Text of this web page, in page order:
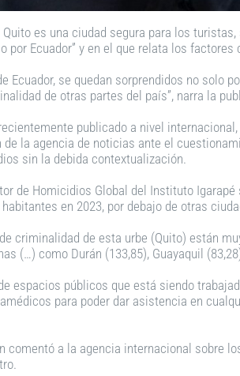
es una ciudad segura para los
por Ecuador” y en el que relata los
Ecuador, se quedan sorprendidos no
de otras partes del país”, narra la
publicado a nivel
de la agencia de noticias ante el
sin la debida contextualización.
de Homicidios Global del Instituto
en 2023, por debajo de otras
criminalidad de esta urbe (Quito) están
(…) como Durán (133,85), Guayaquil
espacios públicos que está siendo
para poder dar asistencia en
comentó a la agencia internacional sobre